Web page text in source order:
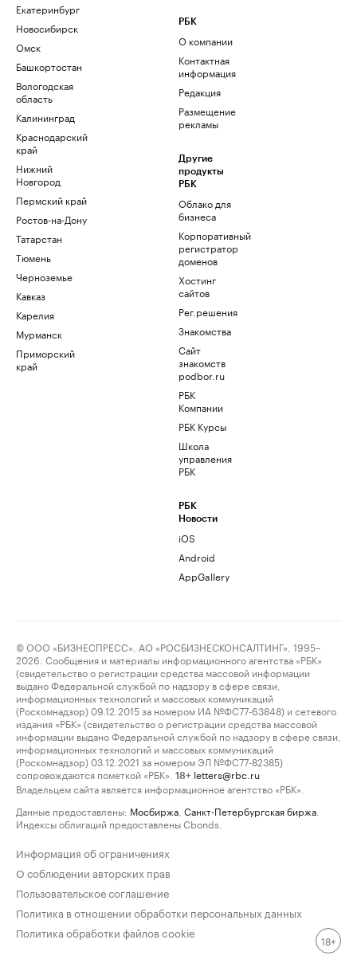
Екатеринбург
Новосибирск
Омск
Башкортостан
Вологодская
область
Калининград
Краснодарский
край
Нижний
Новгород
Пермский край
Ростов-на-Дону
Татарстан
Тюмень
Черноземье
Кавказ
Карелия
Мурманск
Приморский
край
РБК
О компании
Контактная
информация
Редакция
Размещение
рекламы
Другие
продукты
РБК
Облако для
бизнеса
Корпоративный
регистратор
доменов
Хостинг
сайтов
Рег.решения
Знакомства
Сайт
знакомств
podbor.ru
РБК
Компании
РБК Курсы
Школа
управления
РБК
РБК
Новости
iOS
Android
AppGallery
© ООО «БИЗНЕСПРЕСС», АО «РОСБИЗНЕСКОНСАЛТИНГ», 1995–
2026. Сообщения и материалы информационного агентства «РБК»
(свидетельство о регистрации средства массовой информации
выдано Федеральной службой по надзору в сфере связи,
информационных технологий и массовых коммуникаций
(Роскомнадзор) 09.12.2015 за номером ИА №ФС77-63848) и сетевого
издания «РБК» (свидетельство о регистрации средства массовой
информации выдано Федеральной службой по надзору в сфере связи,
информационных технологий и массовых коммуникаций
(Роскомнадзор) 03.12.2021 за номером ЭЛ №ФС77-82385)
сопровождаются пометкой «РБК».
18+ letters@rbc.ru
Владельцем сайта является информационное агентство «РБК».
Данные предоставлены: Мосбиржа Санкт-Петербургская биржа
Индексы облигаций предоставлены Cbonds.
Информация об ограничениях
О соблюдении авторских прав
Пользовательское соглашение
Политика в отношении обработки персональных данных
Политика обработки файлов cookie
18+